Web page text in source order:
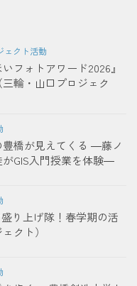
ェクト活動
フォトアワード2026』
輪・山口プロジェク
橋が見えてくる ―藤ノ
GIS入門授業を体験―
り上げ隊！春学期の活
クト）